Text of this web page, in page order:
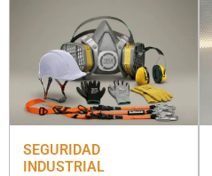
SEGURIDAD
INDUSTRIAL